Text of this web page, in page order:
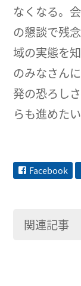
なくなる。
の懇談で残
域の実態を
のみなさん
発の恐ろし
らも進めた
Facebook
関連記事